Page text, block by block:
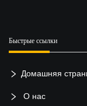
Быстрые ссылки
Домашняя
О нас